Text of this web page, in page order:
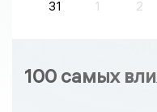
31
1 2
100 самых